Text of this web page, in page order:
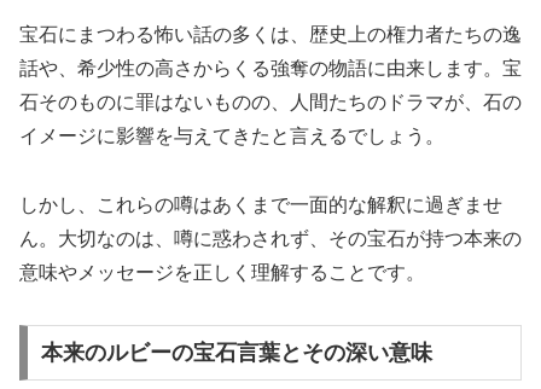
宝石にまつわる怖い話の多くは、歴史上の権力者たちの逸
話や、希少性の高さからくる強奪の物語に由来します。宝
石そのものに罪はないものの、
人間たちのドラマが、石の
イメージに影響を与えてきた と言えるでしょう。
しかし、これらの噂はあくまで一面的な解釈に過ぎませ
ん。大切なのは、噂に惑わされず、その宝石が持つ本来の
意味やメッセージを正しく理解することです。
本来のルビーの宝石言葉とその深い意味